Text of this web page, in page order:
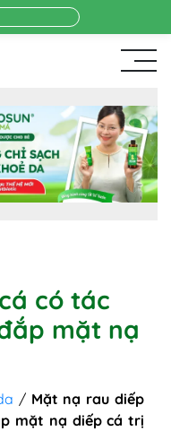
có tác
mặt nạ
/ Mặt nạ rau diếp
mặt nạ diếp cá trị